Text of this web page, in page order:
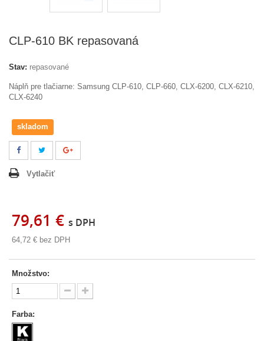
CLP-610 BK repasovaná
Stav: repasované
Náplň pre tlačiarne: Samsung CLP-610, CLP-660, CLX-6200, CLX-6210,
CLX-6240
skladom
Vytlačiť
79,61 € s DPH
64,72 € bez DPH
Množstvo:
Farba: